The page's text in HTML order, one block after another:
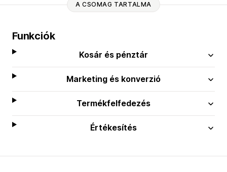
A CSOMAG TARTALMA
Funkciók
Kosár és pénztár
Marketing és konverzió
Termékfelfedezés
Értékesítés